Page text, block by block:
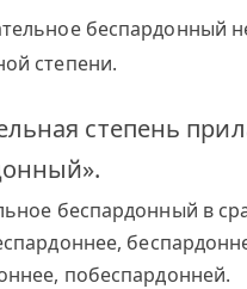
беспардонный
степени.
степень
беспардонный в
побеспардонней.